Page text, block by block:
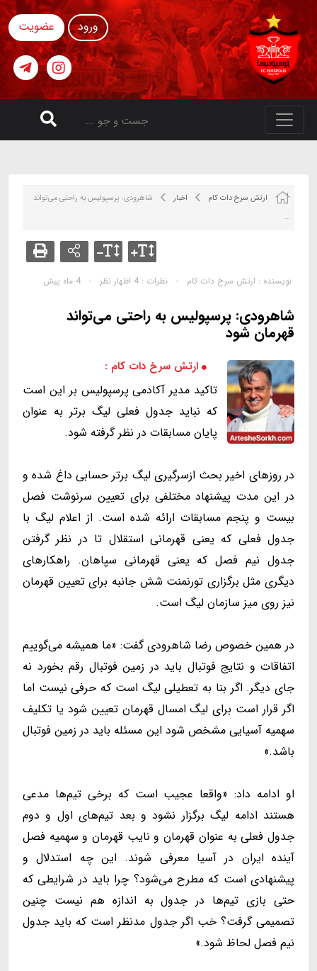
ورود عضویت
ارتش سرخ دات کام اخبار
شاهرودی: پرسپولیس به راحتی می‌تواند
...
نویسنده : ارتش سرخ دات کام - نظرات : 4 اظهار نظر - 4 ماه پیش
شاهرودی: پرسپولیس به راحتی می‌تواند
قهرمان شود
ارتش سرخ دات کام :
تاکید مدیر آکادمی پرسپولیس بر این است
که نباید جدول فعلی لیگ برتر به عنوان
پایان مسابقات در نظر گرفته شود.
در روزهای اخیر بحث ازسرگیری لیگ برتر حسابی داغ شده و
در این مدت پیشنهاد مختلفی برای تعیین سرنوشت فصل
بیست و پنجم مسابقات ارائه شده است. از اعلام لیگ با
جدول فعلی که یعنی قهرمانی استقلال تا در نظر گرفتن
جدول نیم فصل که یعنی قهرمانی سپاهان. راهکارهای
دیگری مثل برگزاری تورنمنت شش جانبه برای تعیین قهرمان
نیز روی میز سازمان لیگ است.
در همین خصوص رضا شاهرودی گفت: «ما همیشه می‌گوییم
اتفاقات و نتایج فوتبال باید در زمین فوتبال رقم بخورد نه
جای دیگر. اگر بنا به تعطیلی لیگ است که حرفی نیست اما
اگر قرار است برای لیگ امسال قهرمان تعیین شود یا تکلیف
سهمیه آسیایی مشخص شود این مسئله باید در زمین فوتبال
باشد.»
او ادامه داد: «واقعا عجیب است که برخی تیم‌ها مدعی
هستند ادامه لیگ برگزار نشود و بعد تیم‌های اول و دوم
جدول فعلی به عنوان قهرمان و نایب قهرمان و سهمیه فصل
آینده ایران در آسیا معرفی شوند. این چه استدلال و
پیشنهادی است که مطرح می‌شود؟ چرا باید در شرایطی که
حتی بازی تیم‌ها در جدول به اندازه هم نیست چنین
تصمیمی گرفت؟ خب اگر جدول مدنظر است که باید جدول
نیم فصل لحاظ شود.»